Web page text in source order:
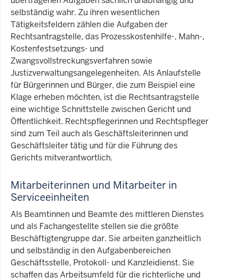
selbständig wahr. Zu ihren wesentlichen
Tätigkeitsfeldern zählen die Aufgaben der
Rechtsantragstelle, das Prozesskostenhilfe-, Mahn-,
Kostenfestsetzungs- und
Zwangsvollstreckungsverfahren sowie
Justizverwaltungsangelegenheiten. Als Anlaufstelle
für Bürgerinnen und Bürger, die zum Beispiel eine
Klage erheben möchten, ist die Rechtsantragstelle
eine wichtige Schnittstelle zwischen Gericht und
Öffentlichkeit. Rechtspflegerinnen und Rechtspfleger
sind zum Teil auch als Geschäftsleiterinnen und
Geschäftsleiter tätig und für die Führung des
Gerichts mitverantwortlich.
Mitarbeiterinnen und Mitarbeiter in
Serviceeinheiten
Als Beamtinnen und Beamte des mittleren Dienstes
und als Fachangestellte stellen sie die größte
Beschäftigtengruppe dar. Sie arbeiten ganzheitlich
und selbständig in den Aufgabenbereichen
Geschäftsstelle, Protokoll- und Kanzleidienst. Sie
schaffen das Arbeitsumfeld für die richterliche und